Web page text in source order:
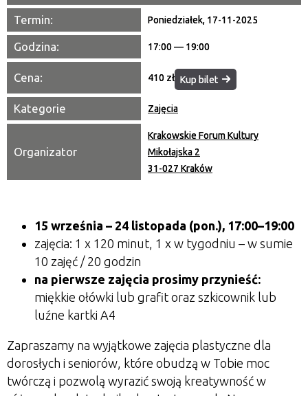
Termin: Poniedziałek, 17-11-2025
Godzina: 17:00 — 19:00
Cena: 410 zł Kup bilet
Kategorie Zajęcia
Organizator
Krakowskie Forum Kultury
Mikołajska 2
31-027 Kraków
15 września – 24 listopada (pon.), 17:00–19:00
zajęcia: 1 x 120 minut, 1 x w tygodniu – w sumie
10 zajęć / 20 godzin
na pierwsze zajęcia prosimy przynieść:
miękkie ołówki lub grafit oraz szkicownik lub
luźne kartki A4
Zapraszamy na wyjątkowe zajęcia plastyczne dla
dorosłych i seniorów, które obudzą w Tobie moc
twórczą i pozwolą wyrazić swoją kreatywność w